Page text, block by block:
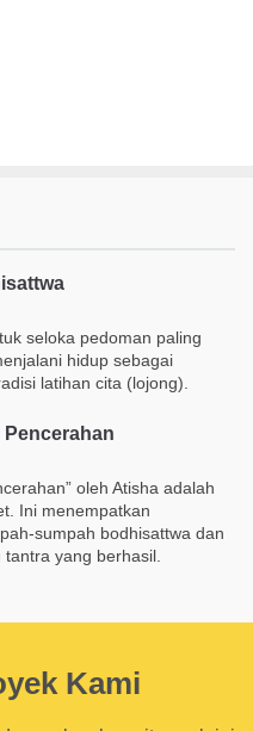
seloka pedoman paling
hidup sebagai
latihan cita (lojong).
oleh Atisha adalah
Ini menempatkan
sumpah bodhisattwa dan
yang berhasil.
Kami